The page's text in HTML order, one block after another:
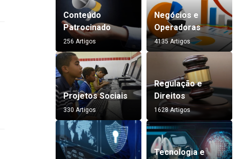
Conteúdo
Patrocinado
256 Artigos
Negócios e
Operadoras
4135 Artigos
Projetos Sociais
330 Artigos
Regulação e
Direitos
1628 Artigos
Tecnologia e